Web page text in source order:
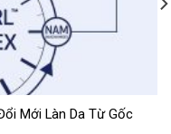
Mới Làn Da Từ Gốc